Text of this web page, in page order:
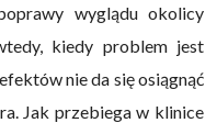
wyglądu okolicy
kiedy problem jest
nie da się osiągnąć
Jak przebiega w klinice